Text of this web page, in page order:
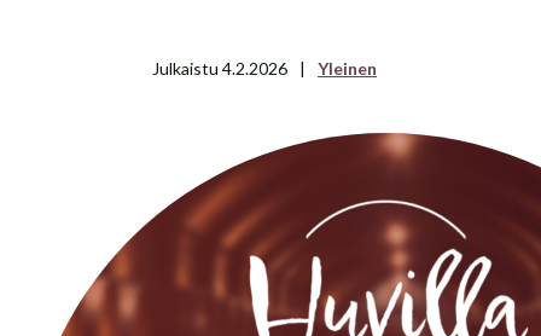
Julkaistu 4.2.2026 | Yleinen